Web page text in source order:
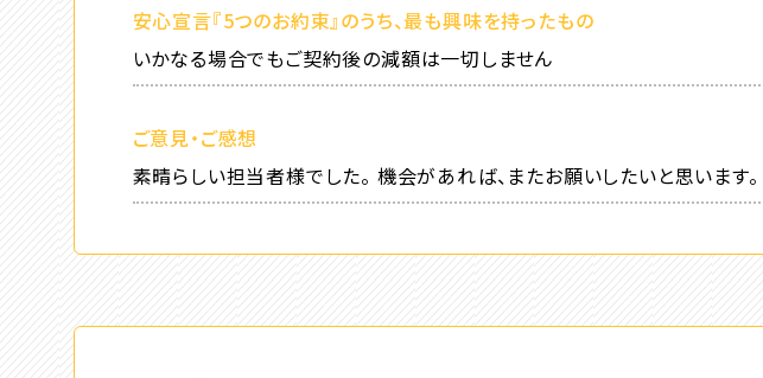
安心宣言『5つのお約束』のうち、最も興味を持ったもの
いかなる場合でもご契約後の減額は一切しません
ご意見・ご感想
素晴らしい担当者様でした。 機会があれば、またお願いしたいと思います。